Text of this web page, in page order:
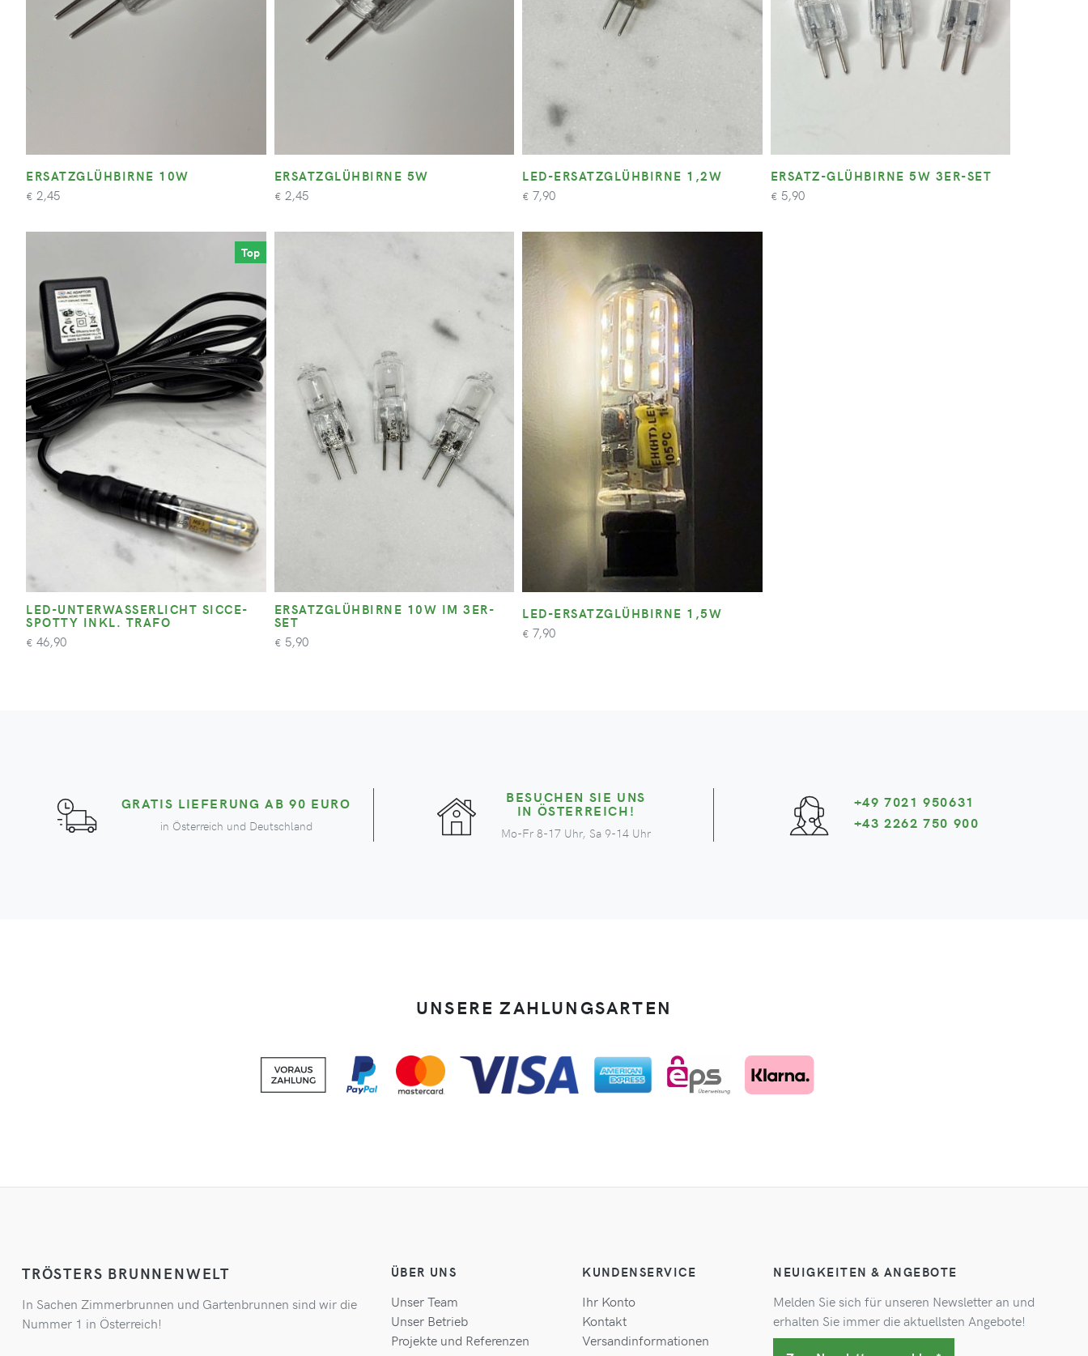
ERSATZGLÜHBIRNE 10W
€ 2,45
ERSATZGLÜHBIRNE 5W
€ 2,45
LED-ERSATZGLÜHBIRNE 1,2W
€ 7,90
ERSATZ-GLÜHBIRNE 5W 3ER-SET
€ 5,90
Top
LED-UNTERWASSERLICHT SICCE-
SPOTTY INKL. TRAFO
€ 46,90
ERSATZGLÜHBIRNE 10W IM 3ER-
SET
€ 5,90
LED-ERSATZGLÜHBIRNE 1,5W
€ 7,90
GRATIS LIEFERUNG AB 90 EURO
in Österreich und Deutschland
BESUCHEN SIE UNS
IN ÖSTERREICH!
Mo-Fr 8-17 Uhr, Sa 9-14 Uhr
+49 7021 950631
+43 2262 750 900
UNSERE ZAHLUNGSARTEN
TRÖSTERS BRUNNENWELT
In Sachen Zimmerbrunnen und Gartenbrunnen sind wir die
Nummer 1 in Österreich!
ÜBER UNS
Unser Team
Unser Betrieb
Projekte und Referenzen
KUNDENSERVICE
Ihr Konto
Kontakt
Versandinformationen
NEUIGKEITEN & ANGEBOTE
Melden Sie sich für unseren Newsletter an und
erhalten Sie immer die aktuellsten Angebote!